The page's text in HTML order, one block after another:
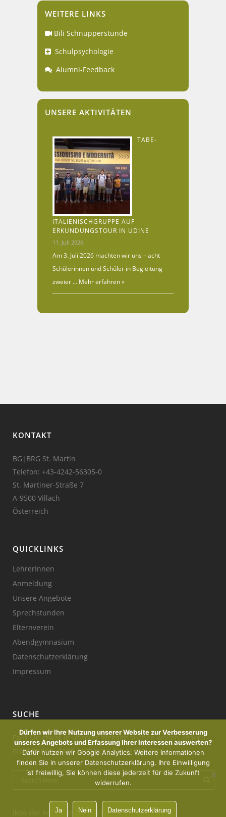
WEITERE LINKS
Bili Schnupperstunde
Schulpsychologie
Alumni-Feedback
UNSERE AKTIVITÄTEN
TABE-
ITALIENISCHGRUPPE AUF
ERKUNDUNGSTOUR IN UDINE
11. Juli 2026
Am 3. Juli 2026 machten wir uns – acht
Schülerinnen und Schüler in Begleitung
zweier … Mehr erfahren »
KONTAKT
BG|BRG St. Martin
Telefon: +43-4242-56305-0
St. Martiner-Straße 7
A-9500 Villach
Österreich
QUICKLINKS
LehrerInnen
Anmeldung
Unsere Angebote
Sprechstunden
Elternverein
Abendgymnasium
Datenschutzerklärung
Impressum
SUCHE
Falls Sie etwas in unserer Website suchen wollen, jedoch
nicht finden, dann probieren Sie es mal hier:
Ikon der Kerze : designed by Freepik
Dürfen wir Ihre Nutzung unserer Website zur Verbesserung
unseres Angebots und Erfassung Ihrer Interessen auswerten?
Dafür nutzen wir Google Analytics. Weitere Informationen
finden Sie in unserer Datenschutzerklärung. Ihre Einwilligung
ist freiwillig, Sie können diese jederzeit für die Zukunft
widerrufen.
Ja Nein Datenschutzerklärung